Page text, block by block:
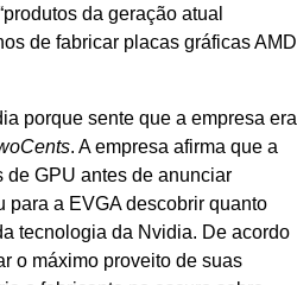
da geração atual
de fabricar placas gráficas AMD
porque sente que a empresa era
. A empresa afirma que a
de GPU antes de anunciar
para a EVGA descobrir quanto
tecnologia da Nvidia. De acordo
o máximo proveito de suas